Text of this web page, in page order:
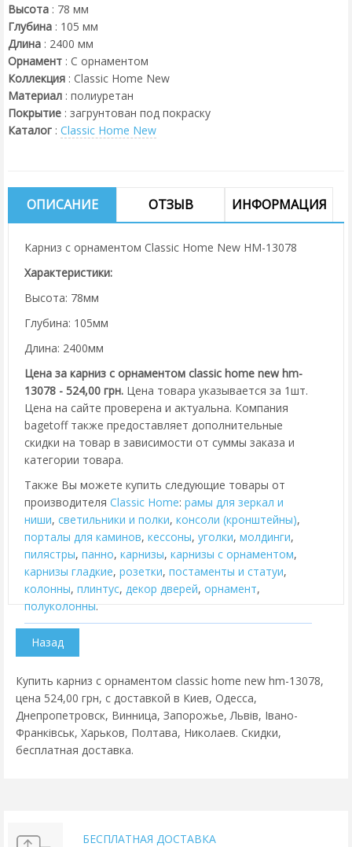
Высота : 78 мм
Глубина : 105 мм
Длина : 2400 мм
Орнамент : С орнаментом
Коллекция : Classic Home New
Материал : полиуретан
Покрытие : загрунтован под покраску
Каталог : Classic Home New
ОПИСАНИЕ ОТЗЫВ ИНФОРМАЦИЯ
Карниз с орнаментом Classic Home New HM-13078
Характеристики:
Высота: 78мм
Глубина: 105мм
Длина: 2400мм
Цена за карниз с орнаментом classic home new hm-
13078 - 524,00 грн. Цена товара указывается за 1шт.
Цена на сайте проверена и актуальна. Компания
bagetoff также предоставляет дополнительные
скидки на товар в зависимости от суммы заказа и
категории товара.
Также Вы можете купить следующие товары от
производителя Classic Home: рамы для зеркал и
ниши, cветильники и полки, консоли (кронштейны),
порталы для каминов, кессоны, уголки, молдинги,
пилястры, панно, карнизы, карнизы с орнаментом,
карнизы гладкие, розетки, постаменты и статуи,
колонны, плинтус, декор дверей, орнамент,
полуколонны.
Купить карниз с орнаментом classic home new hm-13078,
цена 524,00 грн, с доставкой в Киев, Одесса,
Днепропетровск, Винница, Запорожье, Львів, Івано-
Франківськ, Харьков, Полтава, Николаев. Скидки,
бесплатная доставка.
БЕСПЛАТНАЯ ДОСТАВКА